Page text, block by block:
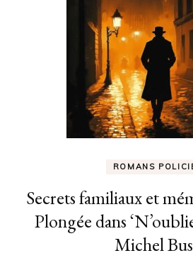
ROMANS
Secrets familiaux et
Plongée dans
Michel